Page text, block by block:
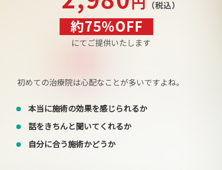
にてご提供いたします
初めての治療院は心配なことが多いですよね。
本当に施術の効果を感じられるか
話をきちんと聞いてくれるか
自分に合う施術かどうか